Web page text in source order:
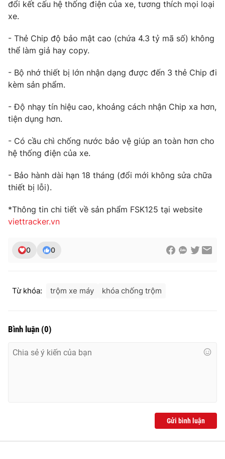
THỜI BÁO VTV
Cơ quan chủ quản:
Cơ quan báo chí:Thời báo VTV
Giấy phép hoạt động báo in và báo điện tử số 483/GP-BTTTT
Tổng Biên tập:Vũ Thanh Thủy
Phó Tổng Biên tập:
Tổng đài VTV:
024.38 355 931 - 024.38 355 932
Email:
toasoan@vtv.vn
thuận bằng văn bản. Ghi rõ nguồn VTV.vn khi phát hành lại
đổi kết cấu hệ thống điện của xe, tương thích mọi loại
xe.
- Thẻ Chip độ bảo mật cao (chứa 4.3 tỷ mã số) không
thể làm giả hay copy.
- Bộ nhớ thiết bị lớn nhận dạng được đến 3 thẻ Chip đi
kèm sản phẩm.
- Độ nhạy tín hiệu cao, khoảng cách nhận Chip xa hơn,
tiện dụng hơn.
- Có cầu chì chống nước bảo vệ giúp an toàn hơn cho
hệ thống điện của xe.
- Bảo hành dài hạn 18 tháng (đổi mới không sửa chữa
thiết bị lỗi).
*Thông tin chi tiết về sản phẩm FSK125 tại website
viettracker.vn
0 0
Từ khóa: trộm xe máy khóa chống trộm
Bình luận (0)
Gửi bình luận